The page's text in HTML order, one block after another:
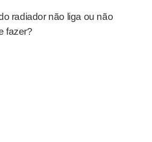
radiador não liga ou não
fazer?